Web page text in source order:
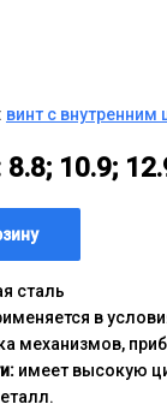
винт с внутренним
8.8; 10.9;
сталь
в
механизмов,
имеет высокую